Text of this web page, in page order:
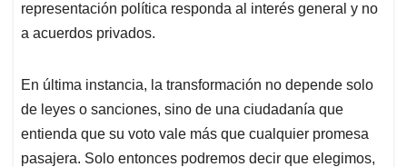
representación política responda al interés general y no
a acuerdos privados.
En última instancia, la transformación no depende solo
de leyes o sanciones, sino de una ciudadanía que
entienda que su voto vale más que cualquier promesa
pasajera. Solo entonces podremos decir que elegimos,